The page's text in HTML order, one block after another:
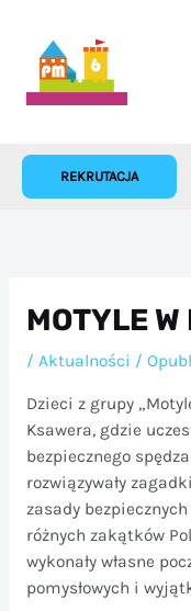
treści
REKRUTACJA
MOTYLE
/ Aktualności /
Dzieci z grupy
Ksawera, gdzie
bezpiecznego
rozwiązywały
zasady
różnych zakątków
wykonały własne
pomysłowych i